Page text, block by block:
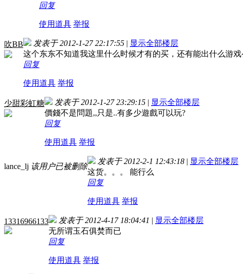
回复
使用道具 举报
吹BB 发表于 2012-1-27 22:17:55 | 显示全部楼层
这个东东不知道我这里什么时候才有的买，还有能出什么游戏
回复
使用道具 举报
少甜彩虹糖 发表于 2012-1-27 23:29:15 | 显示全部楼层
價錢不是問題,,只是..有多少遊戲可以玩?
回复
使用道具 举报
lance_lj 该用户已被删除
发表于 2012-2-1 12:43:18 | 显示全部楼层
这货。。。 能行么
回复
使用道具 举报
13316966133 发表于 2012-4-17 18:04:41 | 显示全部楼层
无所谓玉石俱焚而已
回复
使用道具 举报